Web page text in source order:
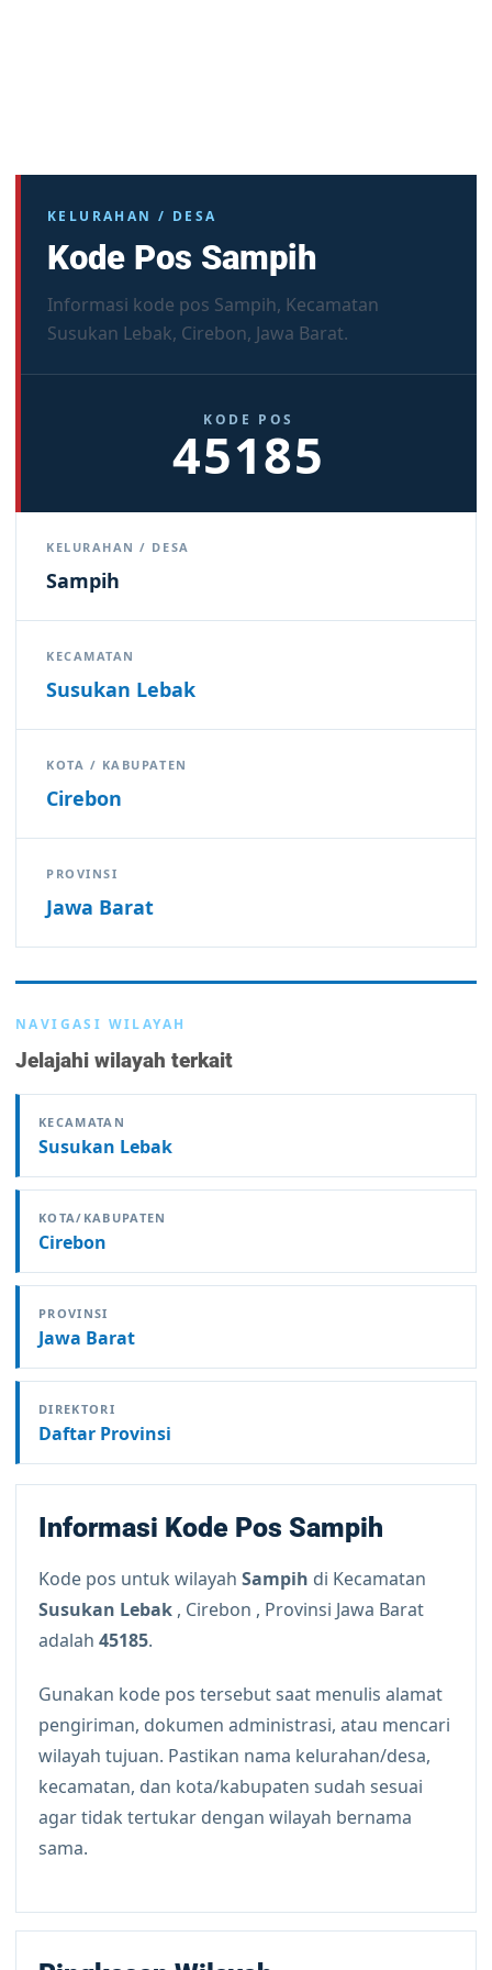
KELURAHAN / DESA
Kode Pos Sampih
Informasi kode pos Sampih, Kecamatan
Susukan Lebak, Cirebon, Jawa Barat.
KODE POS
45185
KELURAHAN / DESA
Sampih
KECAMATAN
Susukan Lebak
KOTA / KABUPATEN
Cirebon
PROVINSI
Jawa Barat
NAVIGASI WILAYAH
Jelajahi wilayah terkait
KECAMATAN
Susukan Lebak
KOTA/KABUPATEN
Cirebon
PROVINSI
Jawa Barat
DIREKTORI
Daftar Provinsi
Informasi Kode Pos Sampih
Kode pos untuk wilayah Sampih di Kecamatan
Susukan Lebak , Cirebon , Provinsi Jawa Barat
adalah 45185.
Gunakan kode pos tersebut saat menulis alamat
pengiriman, dokumen administrasi, atau mencari
wilayah tujuan. Pastikan nama kelurahan/desa,
kecamatan, dan kota/kabupaten sudah sesuai
agar tidak tertukar dengan wilayah bernama
sama.